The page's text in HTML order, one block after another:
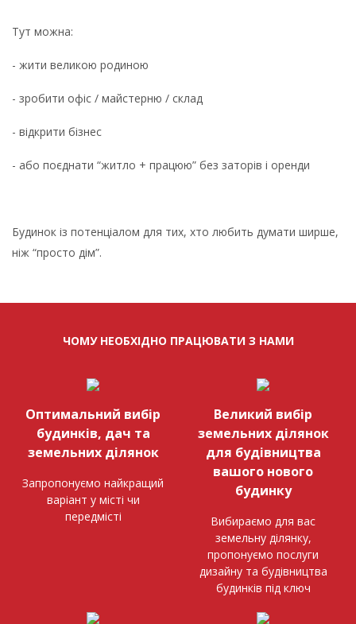
Тут можна:
- жити великою родиною
- зробити офіс / майстерню / склад
- відкрити бізнес
- або поєднати “житло + працюю” без заторів і оренди
Будинок із потенціалом для тих, хто любить думати ширше,
ніж “просто дім”.
ЧОМУ НЕОБХІДНО ПРАЦЮВАТИ З НАМИ
Оптимальний вибір
будинків, дач та
земельних ділянок
Запропонуємо найкращий
варіант у місті чи
передмісті
Великий вибір
земельних ділянок
для будівництва
вашого нового
будинку
Вибираємо для вас
земельну ділянку,
пропонуємо послуги
дизайну та будівництва
будинків під ключ